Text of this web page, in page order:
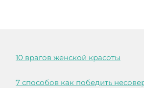
10 врагов женской красоты
7 способов как победить